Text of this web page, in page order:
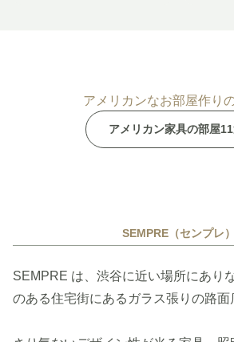
アメリカンなお部屋作り
アメリカン家具の部屋
SEMPRE（センプレ）
SEMPRE は、渋谷に近い場所にあり
のある住宅街にあるガラス張りの路面